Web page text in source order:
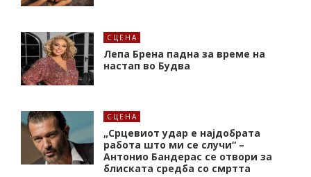
СЦЕНА
Лепа Брена падна за време на
настап во Будва
СЦЕНА
„Срцевиот удар е најдобрата
работа што ми се случи“ –
Антонио Бандерас се отвори за
блиската средба со смртта